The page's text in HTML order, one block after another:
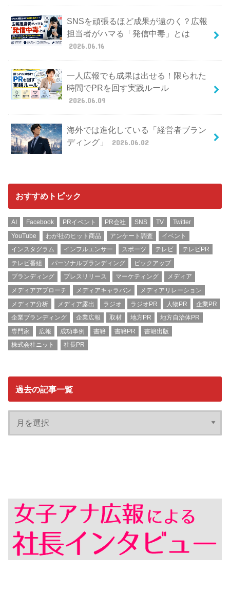
SNSを頑張るほど成果が遠のく？広報
担当者がハマる「発信中毒」とは
2026.06.16
一人広報でも成果は出せる！限られた
時間でPRを回す実践ルール
2026.06.09
海外では進化している「経営者ブラン
ディング」
2026.06.02
おすすめトピック
AI Facebook PRイベント PR会社 SNS TV
Twitter
YouTube
わが社のヒット商品 アンケート調査
イベント
インスタグラム
インフルエンサー スポーツ テレビ
テレビPR
テレビ番組
パーソナルブランディング
ピックアップ
ブランディング
プレスリリース マーケティング
メディア
メディアアプローチ
メディアキャラバン
メディアリレーション
メディア分析
メディア露出 ラジオ ラジオPR 人物PR
企業PR
企業ブランディング
企業広報 取材 地方PR
地方自治体PR
専門家
広報 成功事例 書籍 書籍PR
書籍出版
株式会社ニット
社長PR
過去の記事一覧